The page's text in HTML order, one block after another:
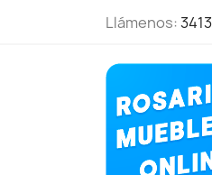
Llámenos: